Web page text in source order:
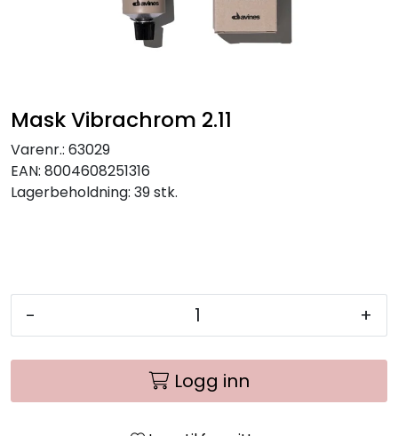
Mask Vibrachrom 2.11
Varenr.: 63029
EAN: 8004608251316
Lagerbeholdning: 39 stk.
- +
Logg inn